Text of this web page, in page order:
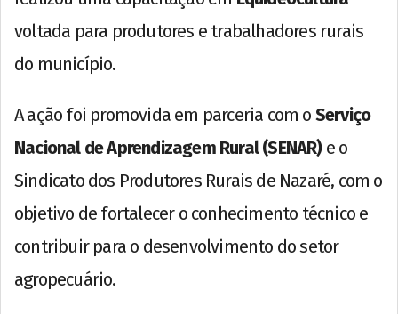
voltada para produtores e trabalhadores rurais
do município.
A ação foi promovida em parceria com o Serviço
Nacional de Aprendizagem Rural (SENAR)e o
Sindicato dos Produtores Rurais de Nazaré, com o
objetivo de fortalecer o conhecimento técnico e
contribuir para o desenvolvimento do setor
agropecuário.